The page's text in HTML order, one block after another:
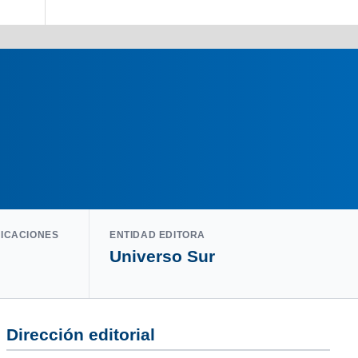
ENTIDAD EDITORA
Universo Sur
Dirección editorial